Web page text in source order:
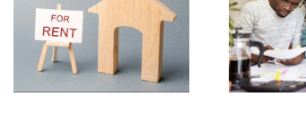
Cómo reducir la
factura del gas